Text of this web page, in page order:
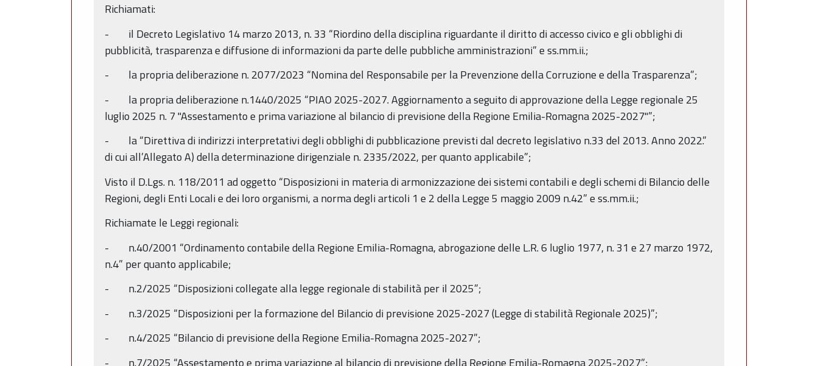
Richiamati:
- il Decreto Legislativo 14 marzo 2013, n. 33 “Riordino della disciplina riguardante il diritto di accesso civico e gli obblighi di
pubblicità, trasparenza e diffusione di informazioni da parte delle pubbliche amministrazioni” e ss.mm.ii.;
- la propria deliberazione n. 2077/2023 “Nomina del Responsabile per la Prevenzione della Corruzione e della Trasparenza”;
- la propria deliberazione n.1440/2025 “PIAO 2025-2027. Aggiornamento a seguito di approvazione della Legge regionale 25
luglio 2025 n. 7 "Assestamento e prima variazione al bilancio di previsione della Regione Emilia-Romagna 2025-2027"”;
- la “Direttiva di indirizzi interpretativi degli obblighi di pubblicazione previsti dal decreto legislativo n.33 del 2013. Anno 2022.”
di cui all’Allegato A) della determinazione dirigenziale n. 2335/2022, per quanto applicabile”;
Visto il D.Lgs. n. 118/2011 ad oggetto “Disposizioni in materia di armonizzazione dei sistemi contabili e degli schemi di Bilancio delle
Regioni, degli Enti Locali e dei loro organismi, a norma degli articoli 1 e 2 della Legge 5 maggio 2009 n.42” e ss.mm.ii.;
Richiamate le Leggi regionali:
- n.40/2001 “Ordinamento contabile della Regione Emilia-Romagna, abrogazione delle L.R. 6 luglio 1977, n. 31 e 27 marzo 1972,
n.4” per quanto applicabile;
- n.2/2025 “Disposizioni collegate alla legge regionale di stabilità per il 2025”;
- n.3/2025 “Disposizioni per la formazione del Bilancio di previsione 2025-2027 (Legge di stabilità Regionale 2025)”;
- n.4/2025 “Bilancio di previsione della Regione Emilia-Romagna 2025-2027”;
- n.7/2025 “Assestamento e prima variazione al bilancio di previsione della Regione Emilia-Romagna 2025-2027”;